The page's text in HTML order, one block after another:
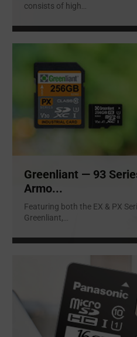
consists of high
Greenliant — 93
Armo...
Featuring both the EX & PX
Greenliant,